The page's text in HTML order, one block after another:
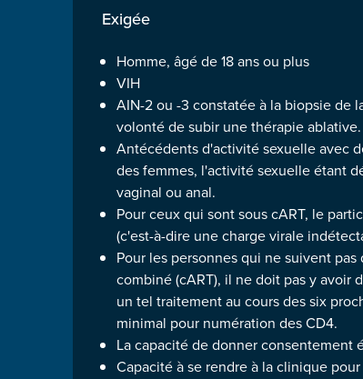
Exigée
Homme, âgé de 18 ans ou plus
VIH
AIN-2 ou -3 constatée à la biopsie de
volonté de subir une thérapie ablative.
Antécédents d'activité sexuelle avec
des femmes, l'activité sexuelle étant
vaginal ou anal.
Pour ceux qui sont sous cART, le
(c'est-à-dire une charge virale
Pour les personnes qui ne suivent
combiné (cART), il ne doit pas y avoir
un tel traitement au cours des six
minimal pour numération des CD4.
La capacité de donner consentement
Capacité à se rendre à la clinique